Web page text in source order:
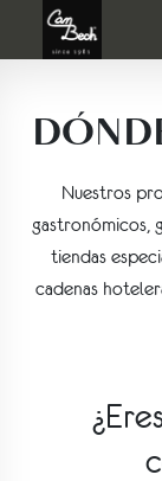
Nuestros
gastronómicos,
tiendas
cadenas